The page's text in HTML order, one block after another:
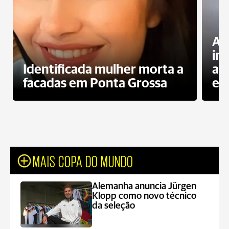
Identificada mulher morta a
facadas em Ponta Grossa
MAIS COPA DO MUNDO
Alemanha anuncia Jürgen
Klopp como novo técnico
da seleção